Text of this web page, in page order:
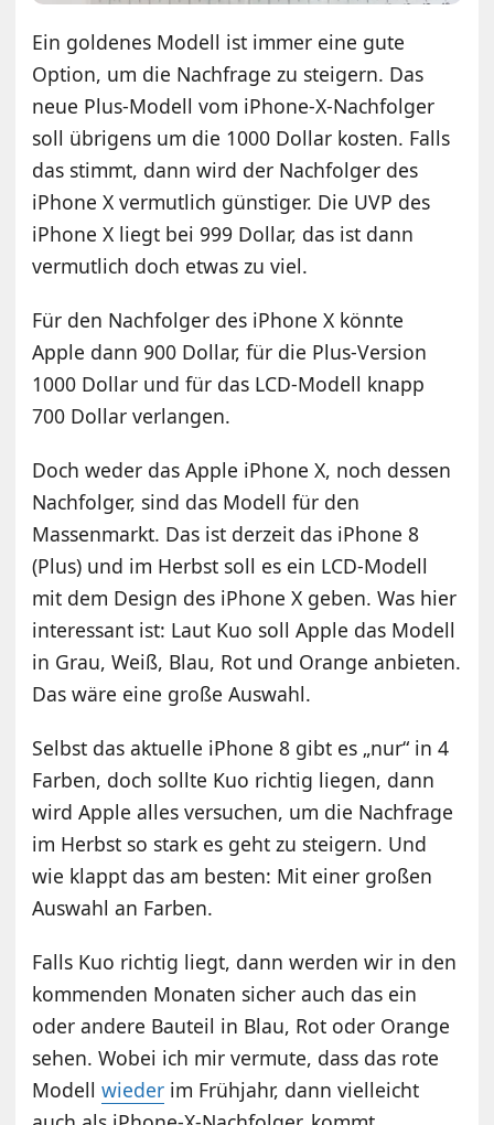
Ein goldenes Modell ist immer eine gute
Option, um die Nachfrage zu steigern. Das
neue Plus-Modell vom iPhone-X-Nachfolger
soll übrigens um die 1000 Dollar kosten. Falls
das stimmt, dann wird der Nachfolger des
iPhone X vermutlich günstiger. Die UVP des
iPhone X liegt bei 999 Dollar, das ist dann
vermutlich doch etwas zu viel.
Für den Nachfolger des iPhone X könnte
Apple dann 900 Dollar, für die Plus-Version
1000 Dollar und für das LCD-Modell knapp
700 Dollar verlangen.
Doch weder das Apple iPhone X, noch dessen
Nachfolger, sind das Modell für den
Massenmarkt. Das ist derzeit das iPhone 8
(Plus) und im Herbst soll es ein LCD-Modell
mit dem Design des iPhone X geben. Was hier
interessant ist: Laut Kuo soll Apple das Modell
in Grau, Weiß, Blau, Rot und Orange anbieten.
Das wäre eine große Auswahl.
Selbst das aktuelle iPhone 8 gibt es „nur“ in 4
Farben, doch sollte Kuo richtig liegen, dann
wird Apple alles versuchen, um die Nachfrage
im Herbst so stark es geht zu steigern. Und
wie klappt das am besten: Mit einer großen
Auswahl an Farben.
Falls Kuo richtig liegt, dann werden wir in den
kommenden Monaten sicher auch das ein
oder andere Bauteil in Blau, Rot oder Orange
sehen. Wobei ich mir vermute, dass das rote
Modellwieder im Frühjahr, dann vielleicht